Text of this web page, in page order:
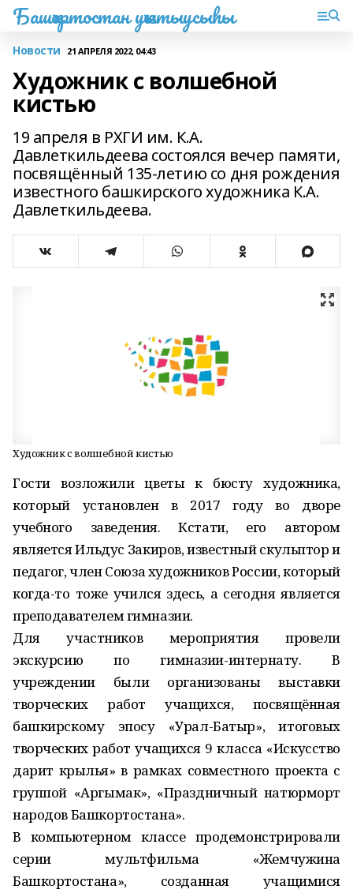
Башҡортостан уҡытыусыһы
Новости 21 АПРЕЛЯ 2022, 04:43
Художник с волшебной
кистью
19 апреля в РХГИ им. К.А.
Давлеткильдеева состоялся вечер памяти,
посвящённый 135-летию со дня рождения
известного башкирского художника К.А.
Давлеткильдеева.
Художник с волшебной кистью
Гости возложили цветы к бюсту художника,
который установлен в 2017 году во дворе
учебного заведения. Кстати, его автором
является Ильдус Закиров, известный скульптор и
педагог, член Союза художников России, который
когда-то тоже учился здесь, а сегодня является
преподавателем гимназии.
Для участников мероприятия провели
экскурсию по гимназии-интернату. В
учреждении были организованы выставки
творческих работ учащихся, посвящённая
башкирскому эпосу «Урал-Батыр», итоговых
творческих работ учащихся 9 класса «Искусство
дарит крылья» в рамках совместного проекта с
группой «Аргымак», «Праздничный натюрморт
народов Башкортостана».
В компьютерном классе продемонстрировали
серии мультфильма «Жемчужина
Башкортостана», созданная учащимися